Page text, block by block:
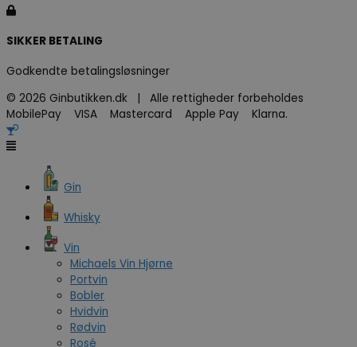
SIKKER BETALING
Godkendte betalingsløsninger
© 2026 Ginbutikken.dk | Alle rettigheder forbeholdes
MobilePay VISA Mastercard Apple Pay Klarna.
Gin
Whisky
Vin
Michaels Vin Hjørne
Portvin
Bobler
Hvidvin
Rødvin
Rosé